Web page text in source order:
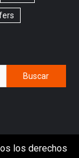
los derechos